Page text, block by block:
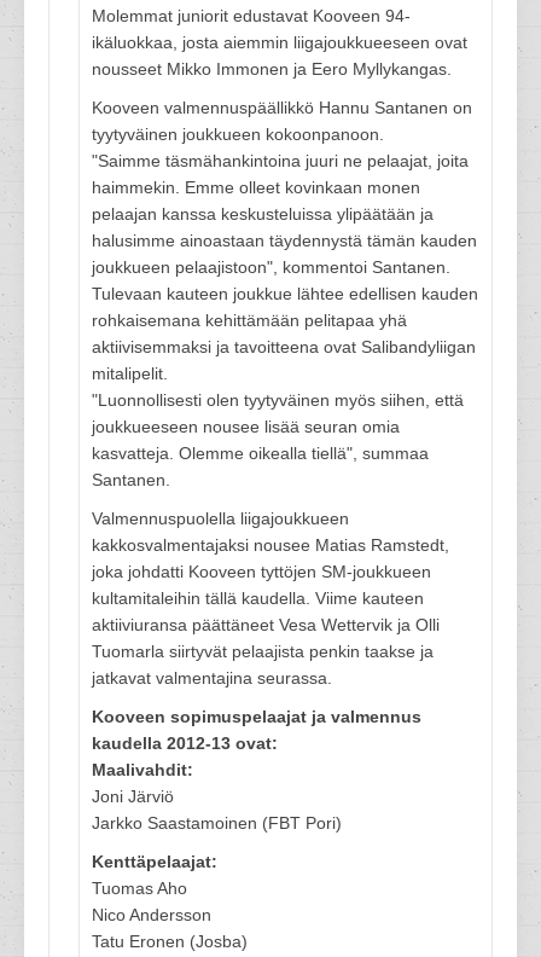
Molemmat juniorit edustavat Kooveen 94-
ikäluokkaa, josta aiemmin liigajoukkueeseen ovat
nousseet Mikko Immonen ja Eero Myllykangas.
Kooveen valmennuspäällikkö Hannu Santanen on
tyytyväinen joukkueen kokoonpanoon.
"Saimme täsmähankintoina juuri ne pelaajat, joita
haimmekin. Emme olleet kovinkaan monen
pelaajan kanssa keskusteluissa ylipäätään ja
halusimme ainoastaan täydennystä tämän kauden
joukkueen pelaajistoon", kommentoi Santanen.
Tulevaan kauteen joukkue lähtee edellisen kauden
rohkaisemana kehittämään pelitapaa yhä
aktiivisemmaksi ja tavoitteena ovat Salibandyliigan
mitalipelit.
"Luonnollisesti olen tyytyväinen myös siihen, että
joukkueeseen nousee lisää seuran omia
kasvatteja. Olemme oikealla tiellä", summaa
Santanen.
Valmennuspuolella liigajoukkueen
kakkosvalmentajaksi nousee Matias Ramstedt,
joka johdatti Kooveen tyttöjen SM-joukkueen
kultamitaleihin tällä kaudella. Viime kauteen
aktiiviuransa päättäneet Vesa Wettervik ja Olli
Tuomarla siirtyvät pelaajista penkin taakse ja
jatkavat valmentajina seurassa.
Kooveen sopimuspelaajat ja valmennus
kaudella 2012-13 ovat:
Maalivahdit:
Joni Järviö
Jarkko Saastamoinen (FBT Pori)
Kenttäpelaajat:
Tuomas Aho
Nico Andersson
Tatu Eronen (Josba)